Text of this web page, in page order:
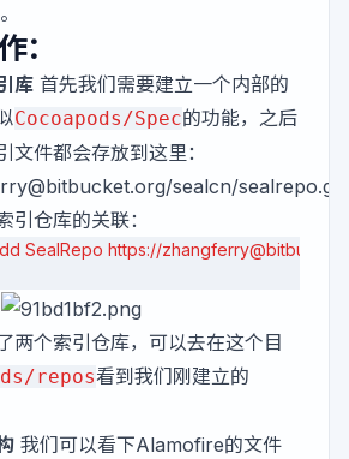
：
库 首先我们需要建立一个内部的
Cocoapods/Spec的功能，之后
文件都会存放到这里：
sealcn/sealrepo.git
引仓库的关联：
SealRepo https://
两个索引仓库，可以去在这个目
repos看到我们刚建立的
我们可以看下Alamofire的文件